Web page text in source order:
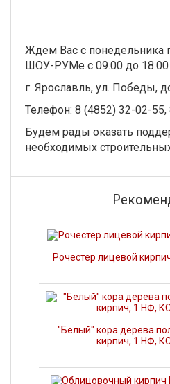
Ждем Вас с понедельника
ШОУ-РУМе с 09.00 до 18.00
г. Ярославль, ул. Победы,
Телефон: 8 (4852) 32-02-
Будем рады оказать
необходимых
Рочестер лицевой
"Белый" кора дерева
кирпич, 1 НФ,